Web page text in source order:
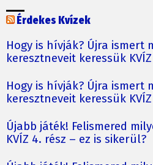
Érdekes Kvízek
Hogy is hívják? Újra ismert
keresztneveit keressük KVÍZ
Hogy is hívják? Újra ismert
keresztneveit keressük
Újabb játék! Felismered
KVÍZ 4. rész – ez is sikerül?